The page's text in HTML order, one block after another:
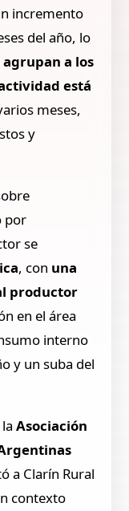
incremento
del año, lo
a los
está
meses,
y
por
se
, con una
productor
en el área
interno
y un suba del
Asociación
a Clarín Rural
contexto